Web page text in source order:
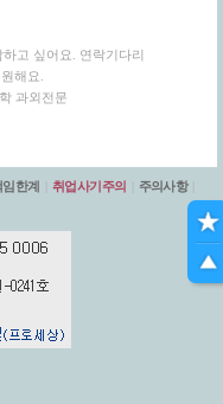
고 싶어요. 연락기다리
해요.
과외전문
임한계 취업사기주의 주의사항